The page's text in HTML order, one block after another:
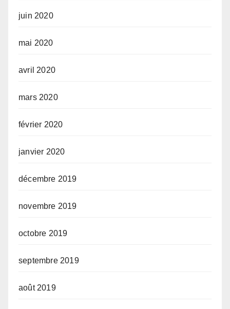
juin 2020
mai 2020
avril 2020
mars 2020
février 2020
janvier 2020
décembre 2019
novembre 2019
octobre 2019
septembre 2019
août 2019